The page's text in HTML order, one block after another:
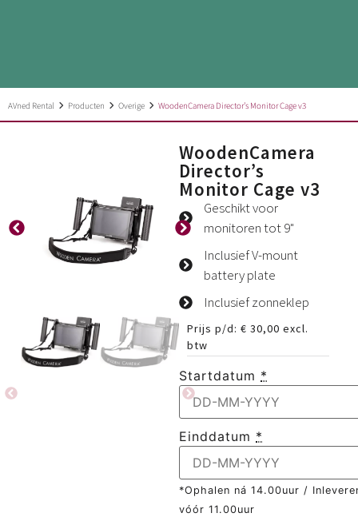
AVned Rental Producten Overige WoodenCamera Director’s Monitor Cage v3
WoodenCamera
Director’s
Monitor Cage v3
Geschikt voor
monitoren tot 9"
Inclusief V-mount
battery plate
Inclusief zonneklep
Prijs p/d: € 30,00 excl.
btw
Startdatum *
Einddatum *
*Ophalen ná 14.00uur /
vóór 11.00uur